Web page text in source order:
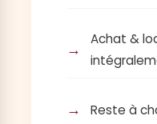
Achat &
Reste à